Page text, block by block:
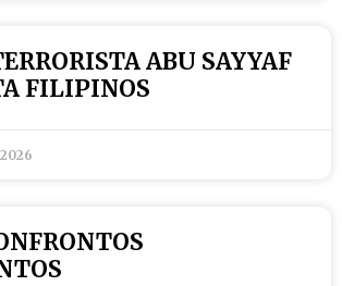
ABU SAYYAF
FILIPINOS